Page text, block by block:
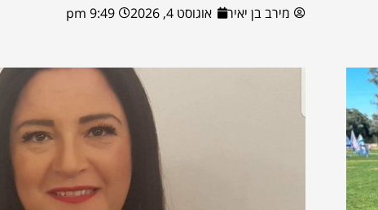
מירב בן יאיר אוגוסט 4, 2026 9:49 pm